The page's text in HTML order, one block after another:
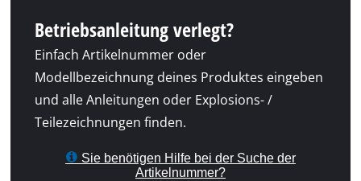
Betriebsanleitung verlegt?
Einfach Artikelnummer oder
Modellbezeichnung deines Produktes eingeben
und alle Anleitungen oder Explosions- /
Teilezeichnungen finden.
Sie benötigen Hilfe bei der Suche der
Artikelnummer?